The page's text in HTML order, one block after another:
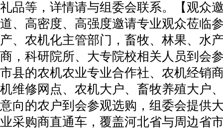
礼品等，详情请与组委会联系。【观众
道、高密度、高强度邀请专业观众莅临
产、农机化主管部门，畜牧、林果、水
商，科研院所、大专院校相关人员到会
市县的农机农业专业合作社、农机经销
机维修网点、农机大户、畜牧养殖大户
意向的农户到会参观选购，组委会提供
业采购商直通车，覆盖河北省与周边省